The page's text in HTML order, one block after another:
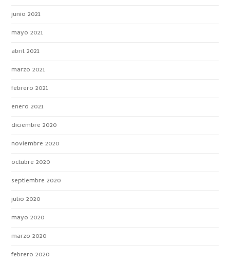
junio 2021
mayo 2021
abril 2021
marzo 2021
febrero 2021
enero 2021
diciembre 2020
noviembre 2020
octubre 2020
septiembre 2020
julio 2020
mayo 2020
marzo 2020
febrero 2020